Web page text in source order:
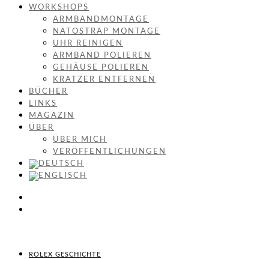
WORKSHOPS
ARMBANDMONTAGE
NATOSTRAP MONTAGE
UHR REINIGEN
ARMBAND POLIEREN
GEHÄUSE POLIEREN
KRATZER ENTFERNEN
BÜCHER
LINKS
MAGAZIN
ÜBER
ÜBER MICH
VERÖFFENTLICHUNGEN
ROLEX GESCHICHTE